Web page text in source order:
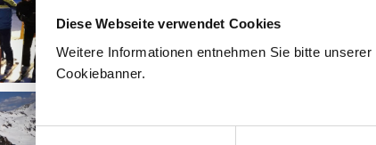
Diese Webseite verwendet Cookies
Weitere Informationen entnehmen Sie bitte unserer
Cookiebanner.
Einwilligungsauswahl